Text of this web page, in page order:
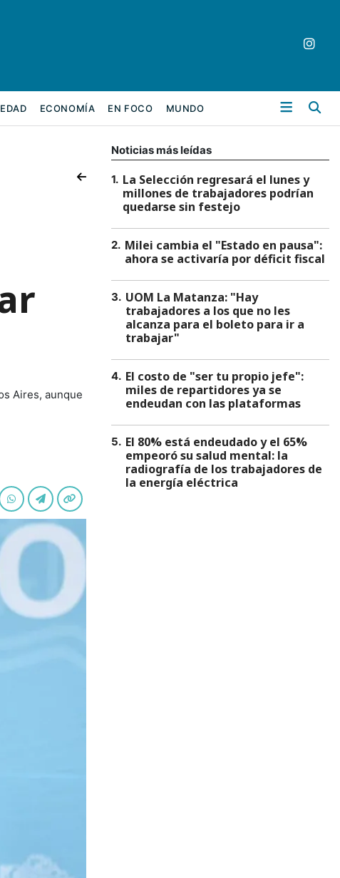
ECONOMÍA EN FOCO MUNDO
Aires, aunque
Noticias más leídas
1. La Selección regresará el lunes y
millones de trabajadores podrían
quedarse sin festejo
2. Milei cambia el "Estado en pausa":
ahora se activaría por déficit fiscal
3. UOM La Matanza: "Hay
trabajadores a los que no les
alcanza para el boleto para ir a
trabajar"
4. El costo de "ser tu propio jefe":
miles de repartidores ya se
endeudan con las plataformas
5. El 80% está endeudado y el 65%
empeoró su salud mental: la
radiografía de los trabajadores de
la energía eléctrica